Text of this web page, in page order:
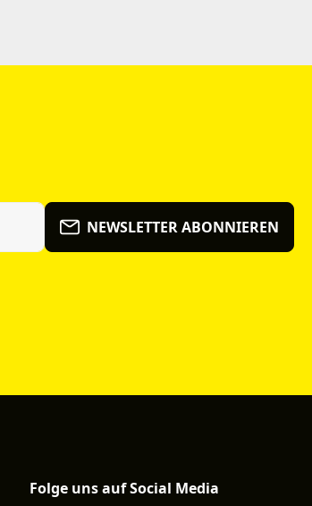
NEWSLETTER ABONNIEREN
Folge uns auf Social Media